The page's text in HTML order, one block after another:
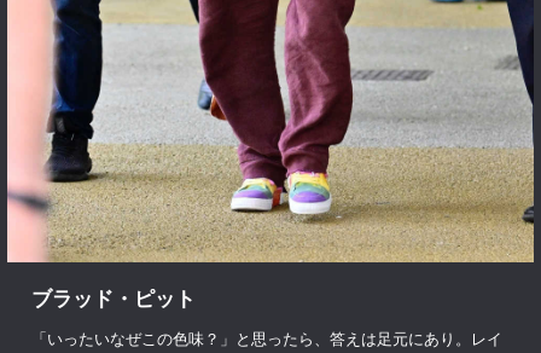
ブラッド・ピット
「いったいなぜこの色味？」と思ったら、答えは足元にあり。レイ